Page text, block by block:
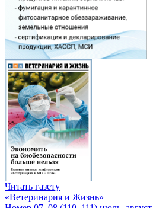
Читать газету
«Ветеринария и Жизнь»